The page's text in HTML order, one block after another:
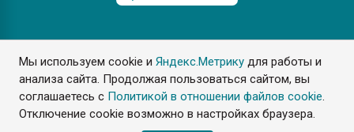
Мы используем cookie иЯндекс.Метрику для работы и
анализа сайта. Продолжая пользоваться сайтом, вы
соглашаетесь с Политикой в отношении файлов cookie.
Отключение cookie возможно в настройках браузера.
ПластЭксперт © 2006. Все права защищены
Разрешается копирование материалов сайта с обязательной
ссылкой на www.e-plastic.ru
Разработка сайта